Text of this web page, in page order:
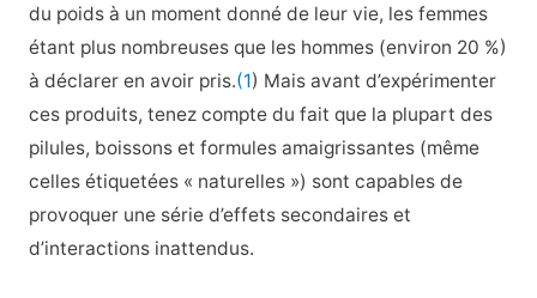
du poids à un moment donné de leur vie, les femmes
étant plus nombreuses que les hommes (environ 20 %)
à déclarer en avoir pris.(1) Mais avant d’expérimenter
ces produits, tenez compte du fait que la plupart des
pilules, boissons et formules amaigrissantes (même
celles étiquetées « naturelles ») sont capables de
provoquer une série d’effets secondaires et
d’interactions inattendus.